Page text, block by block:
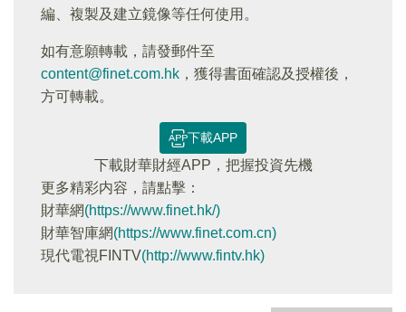
編、複製及建立鏡像等任何使用。
如有意願轉載，請發郵件至
content@finet.com.hk ，獲得書面確認及授權後，
方可轉載。
下載APP
下載財華財經APP，把握投資先機
更多精彩内容，請點擊：
財華網(https://www.finet.hk/)
財華智庫網(https://www.finet.com.cn)
現代電視FINTV(http://www.fintv.hk)